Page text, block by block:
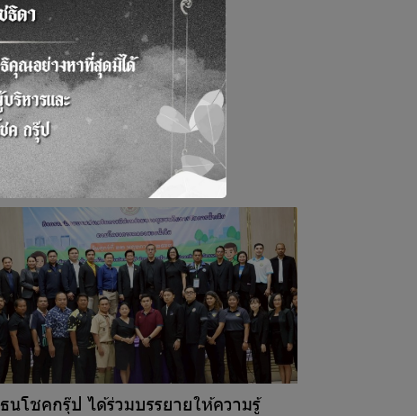
ธนโชคกรุ๊ป ได้ร่วมบรรยายให้ความรู้